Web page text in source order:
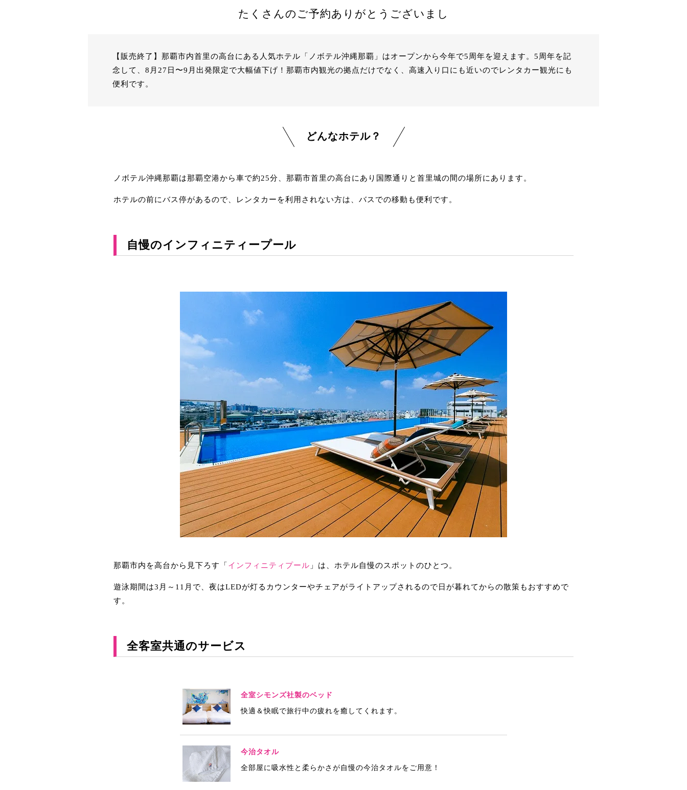
たくさんのご予約ありがとうございまし
【販売終了】 那覇市内首里の高台にある人気ホテル「ノボテル沖縄那覇」はオープンから今年で5周年を迎えます。 5周年を記
念して、8月27日〜9月出発限定で大幅値下げ！那覇市内観光の拠点だけでなく、高速入り口にも近いのでレンタカー観光にも
便利です。
どんなホテル？
ノボテル沖縄那覇は那覇空港から車で約25分、那覇市首里の高台にあり国際通りと首里城の間の場所にあります。
ホテルの前にバス停があるので、レンタカーを利用されない方は、バスでの移動も便利です。
自慢のインフィニティープール
那覇市内を高台から見下ろす「 インフィニティプール 」は、ホテル自慢のスポットのひとつ。
遊泳期間は3月～11月で、夜はLEDが灯るカウンターやチェアがライトアップされるので日が暮れてからの散策もおすすめで
す。
全客室共通のサービス
全室シモンズ社製のベッド
快適＆快眠で旅行中の疲れを癒してくれます。
今治タオル
全部屋に吸水性と柔らかさが自慢の今治タオルをご用意！